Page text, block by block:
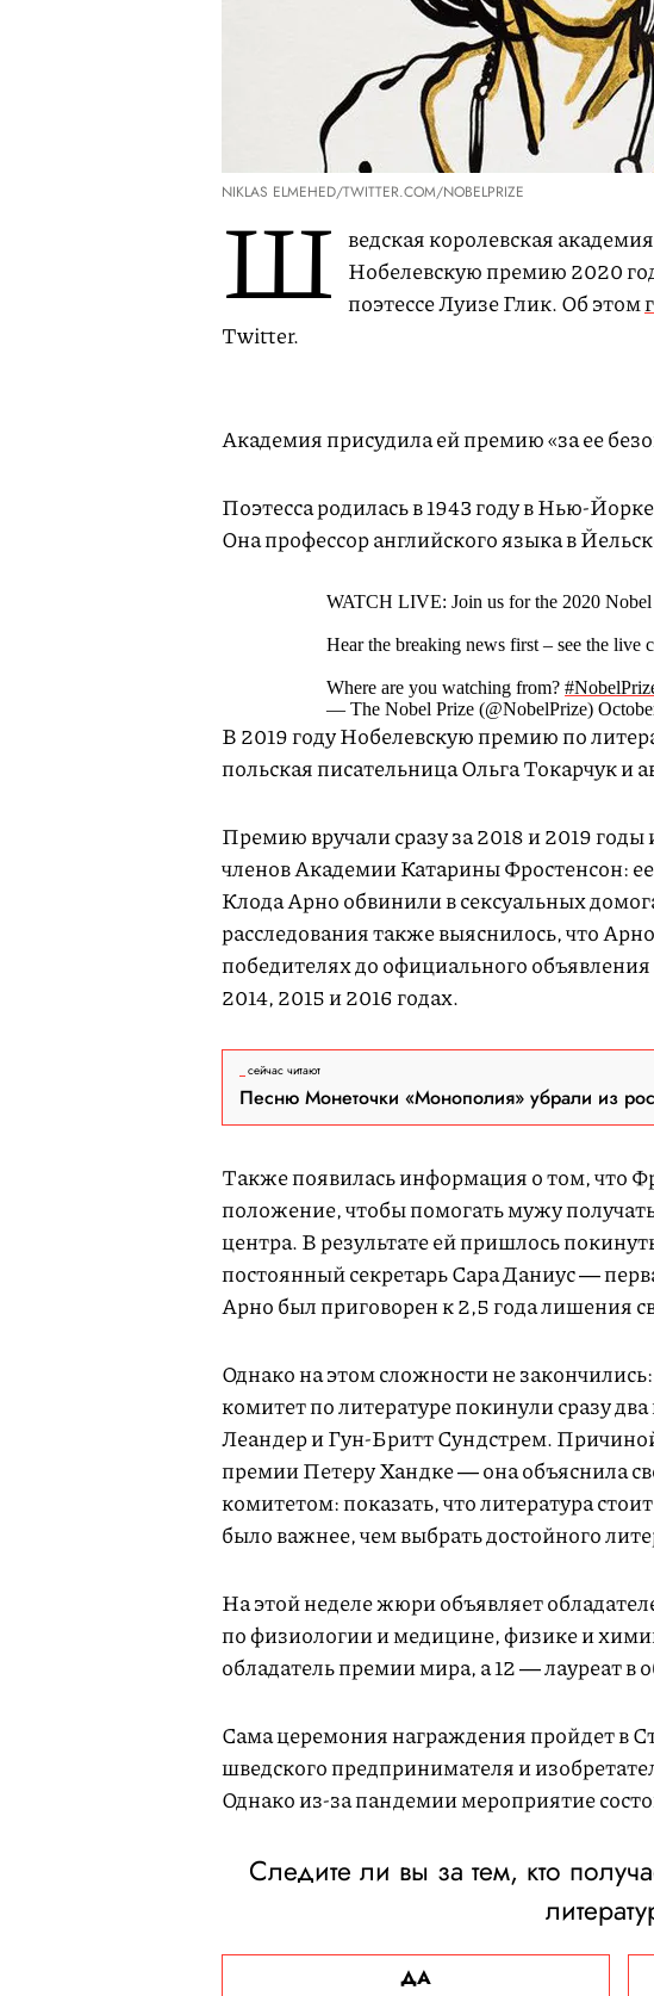
NIKLAS ELMEHED/TWITTER.COM/NOBELPRIZE
Ш ведская королевская
Нобелевскую премию 2020
поэтессе Луизе Глик. Об этом
Twitter.
Академия присудила ей премию «за ее
Поэтесса родилась в 1943 году в Нью-
Она профессор английского языка в
WATCH LIVE: Join us for the 2020 Nobel
Hear the breaking news first – see the live
Where are you watching from?
— The Nobel Prize (@NobelPrize)
В 2019 году Нобелевскую премию по
польская писательница Ольга Токарчук и
Премию вручали сразу за 2018 и 2019 годы
членов Академии Катарины Фростенсон:
Клода Арно обвинили в сексуальных
расследования также выяснилось, что
победителях до официального
2014, 2015 и 2016 годах.
сейчас читают
Песню Монеточки «Монополия» убрали из
Также появилась информация о том, что
положение, чтобы помогать мужу
центра. В результате ей пришлось
постоянный секретарь Сара Даниус ―
Арно был приговорен к 2,5 года лишения
Однако на этом сложности не
комитет по литературе покинули сразу
Леандер и Гун-Бритт Сундстрем.
премии Петеру Хандке ― она объяснила
комитетом: показать, что литература
было важнее, чем выбрать достойного
На этой неделе жюри объявляет
по физиологии и медицине, физике и
обладатель премии мира, а 12 ― лауреат в
Сама церемония награждения пройдет в
шведского предпринимателя и
Однако из-за пандемии мероприятие
Следите ли вы за тем, кто
ДА